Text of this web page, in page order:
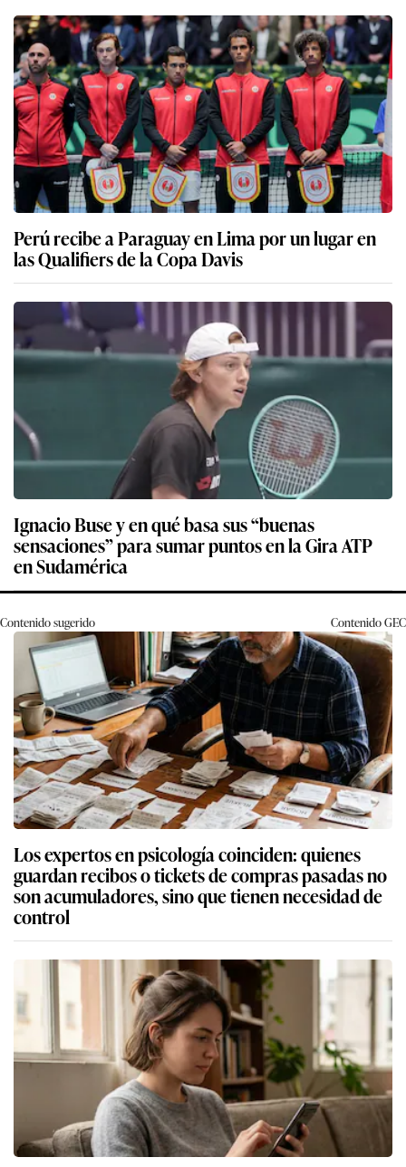
Perú recibe a Paraguay en Lima por un lugar en
las Qualifiers de la Copa Davis
Ignacio Buse y en qué basa sus “buenas
sensaciones” para sumar puntos en la Gira ATP
en Sudamérica
Contenido sugerido ContenidoGEC
Los expertos en psicología coinciden: quienes
guardan recibos o tickets de compras pasadas no
son acumuladores, sino que tienen necesidad de
control